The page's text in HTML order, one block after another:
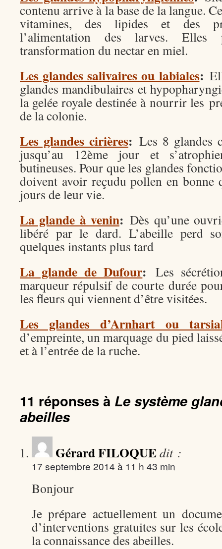
contenu arrive à la base de la langue.
vitamines, des lipides et des
l’alimentation des larves. Elles
transformation du nectar en miel.
Les glandes salivaires ou labiales:
glandes mandibulaires et
la gelée royale destinée à nourrir les
de la colonie.
Les glandes cirières: Les 8 glandes
jusqu’au 12ème jour et
butineuses. Pour que les glandes
doivent avoir reçudu pollen en bonne
jours de leur vie.
La glande à venin: Dès qu’une
libéré par le dard. L’abeille perd
quelques instants plus tard
La glande de Dufour: Les
marqueur répulsif de courte durée
les fleurs qui viennent d’être visitées.
Les glandes d’Arnhart ou
d’empreinte, un marquage du pied
et à l’entrée de la ruche.
11 réponses à Le système
abeilles
Gérard FILOQUEdit :
17 septembre 2014 à 11 h 43 min
Bonjour
Je prépare actuellement un
d’interventions gratuites sur les
la connaissance des abeilles.